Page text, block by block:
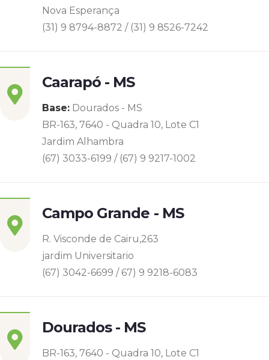
Nova Esperança
(31) 9 8794-8872 / (31) 9 8526-7242
Caarapó - MS
Base: Dourados - MS
BR-163, 7640 - Quadra 10, Lote C1
Jardim Alhambra
(67) 3033-6199 / (67) 9 9217-1002
Campo Grande - MS
R. Visconde de Cairu,263
jardim Universitario
(67) 3042-6699 / 67) 9 9218-6083
Dourados - MS
BR-163, 7640 - Quadra 10, Lote C1